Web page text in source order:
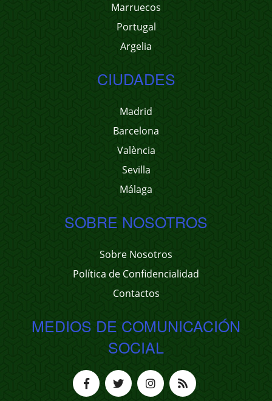
Marruecos
Portugal
Argelia
CIUDADES
Madrid
Barcelona
València
Sevilla
Málaga
SOBRE NOSOTROS
Sobre Nosotros
Política de Confidencialidad
Contactos
MEDIOS DE COMUNICACIÓN
SOCIAL